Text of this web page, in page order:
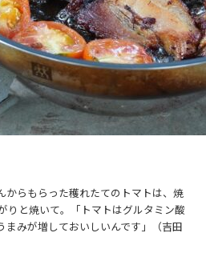
からもらった穫れたてのトマトは、焼
りと焼いて。「トマトはグルタミン酸
まみが増しておいしいんです」（吉田